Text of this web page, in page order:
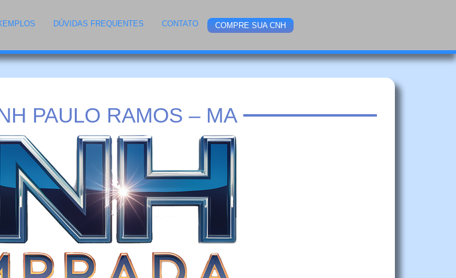
DÚVIDAS FREQUENTES CONTATO COMPRE SUA CNH
PAULO RAMOS – MA